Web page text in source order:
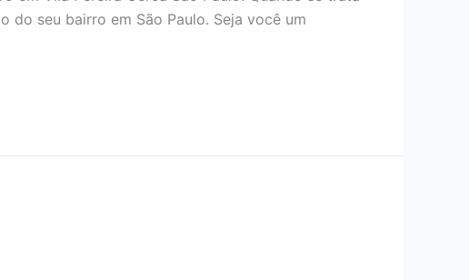
seu bairro em São Paulo. Seja você um